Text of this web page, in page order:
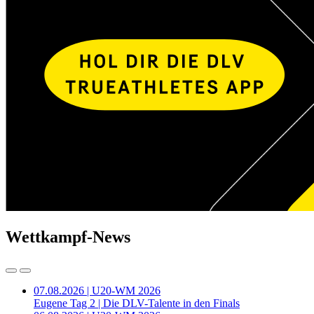
Wettkampf-News
07.08.2026 | U20-WM 2026
Eugene Tag 2 | Die DLV-Talente in den Finals